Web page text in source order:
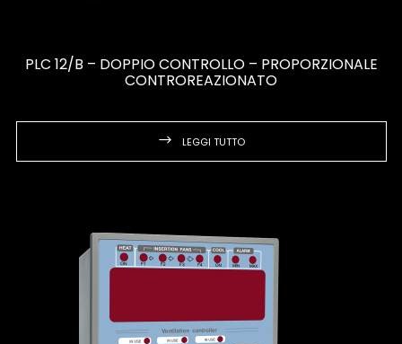
PLC 12/B – DOPPIO CONTROLLO – PROPORZIONALE
CONTROREAZIONATO
LEGGI TUTTO